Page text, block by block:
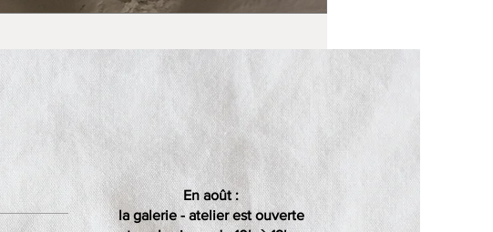
En août :
la galerie - atelier est ouverte